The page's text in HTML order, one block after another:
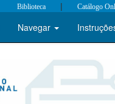
Biblioteca | Catálogo
Navegar